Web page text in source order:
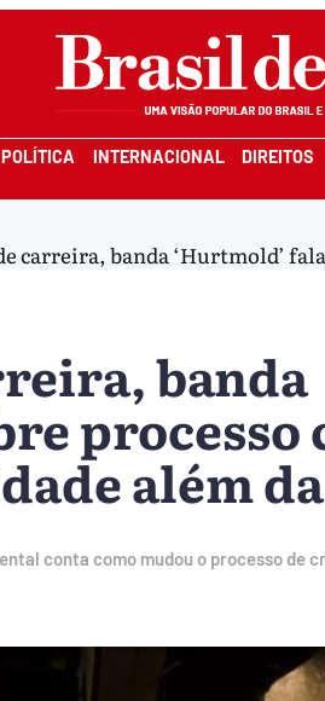
POLÍTICA INTERNACIONAL DIREITOS
carreira, banda ‘Hurtmold’
banda
além
conta como mudou o processo de